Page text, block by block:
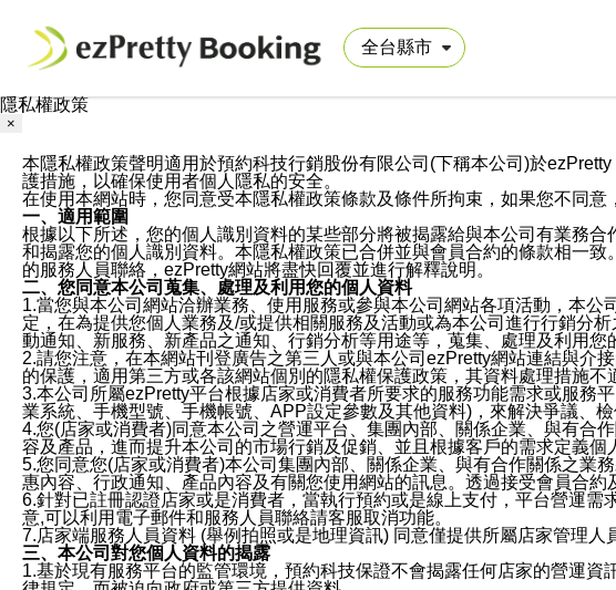
隱私權政策
×
本隱私權政策聲明適用於預約科技行銷股份有限公司(下稱本公司)於
護措施，以確保使用者個人隱私的安全。
在使用本網站時，您同意受本隱私權政策條款及條件所拘束，如果您不同意
一、適用範圍
根據以下所述，您的個人識別資料的某些部分將被揭露給與本公司有業務
和揭露您的個人識別資料。本隱私權政策已合併並與會員合約的條款相一
的服務人員聯絡，ezPretty網站將盡快回覆並進行解釋說明。
二、您同意本公司蒐集、處理及利用您的個人資料
1.當您與本公司網站洽辦業務、使用服務或參與本公司網站各項活動，本
定，在為提供您個人業務及/或提供相關服務及活動或為本公司進行行銷分
動通知、新服務、新產品之通知、行銷分析等用途等，蒐集、處理及利用您
2.請您注意，在本網站刊登廣告之第三人或與本公司ezPretty網站連結與介
的保護，適用第三方或各該網站個別的隱私權保護政策，其資料處理措施
3.本公司所屬ezPretty平台根據店家或消費者所要求的服務功能需求或服務
業系統、手機型號、手機帳號、APP設定參數及其他資料)，來解決爭議、
4.您(店家或消費者)同意本公司之營運平台、集團內部、關係企業、與有合
容及產品，進而提升本公司的市場行銷及促銷、並且根據客戶的需求定義
5.您同意您(店家或消費者)本公司集團內部、關係企業、與有合作關係之業
惠內容、行政通知、產品內容及有關您使用網站的訊息。透過接受會員合
6.針對已註冊認證店家或是消費者，當執行預約或是線上支付，平台營運
意,可以利用電子郵件和服務人員聯絡請客服取消功能。
7.店家端服務人員資料 (舉例拍照或是地理資訊) 同意僅提供所屬店家管理
三、本公司對您個人資料的揭露
1.基於現有服務平台的監管環境，預約科技保證不會揭露任何店家的營運